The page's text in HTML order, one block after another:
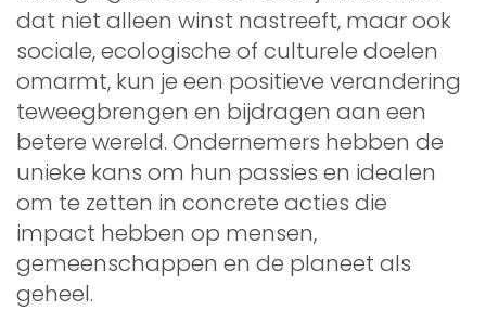
dat niet alleen winst nastreeft, maar ook
sociale, ecologische of culturele doelen
omarmt, kun je een positieve verandering
teweegbrengen en bijdragen aan een
betere wereld. Ondernemers hebben de
unieke kans om hun passies en idealen
om te zetten in concrete acties die
impact hebben op mensen,
gemeenschappen en de planeet als
geheel.